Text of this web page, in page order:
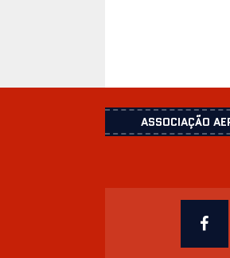
ASSOCIAÇÃO